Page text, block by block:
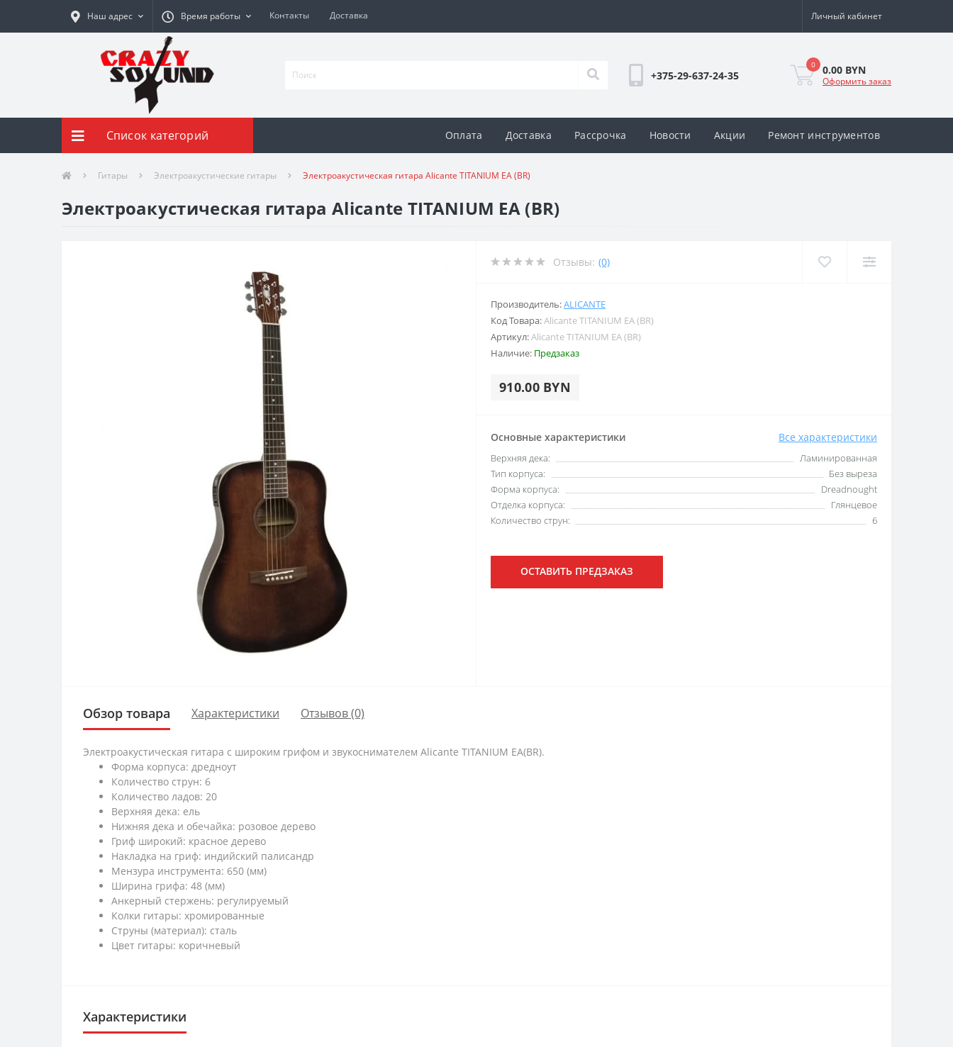
Наш адрес Время работы Контакты Доставка Личный кабинет
+375-29-637-24-35
0 0.00 BYN
Оформить заказ
Список категорий Оплата Доставка Рассрочка Новости Акции Ремонт инструментов
Гитары Электроакустические гитары Электроакустическая гитара Alicante TITANIUM EA (BR)
Электроакустическая гитара Alicante TITANIUM EA (BR)
Отзывы: (0)
Производитель:ALICANTE
Код Товара:Alicante TITANIUM EA (BR)
Артикул:Alicante TITANIUM EA (BR)
Наличие: Предзаказ
910.00 BYN
Основные характеристики Все характеристики
Верхняя дека:
Ламинированная
Тип корпуса:
Без выреза
Форма корпуса:
Dreadnought
Отделка корпуса:
Глянцевое
Количество струн:
6
ОСТАВИТЬ ПРЕДЗАКАЗ
Обзор товара Характеристики Отзывов (0)
Электроакустическая гитара с широким грифом и звукоснимателем Alicante TITANIUM EA(BR).
Форма корпуса: дредноут
Количество струн: 6
Количество ладов: 20
Верхняя дека: ель
Нижняя дека и обечайка: розовое дерево
Гриф широкий: красное дерево
Накладка на гриф: индийский палисандр
Мензура инструмента: 650 (мм)
Ширина грифа: 48 (мм)
Анкерный стержень: регулируемый
Колки гитары: хромированные
Струны (материал): сталь
Цвет гитары: коричневый
Характеристики